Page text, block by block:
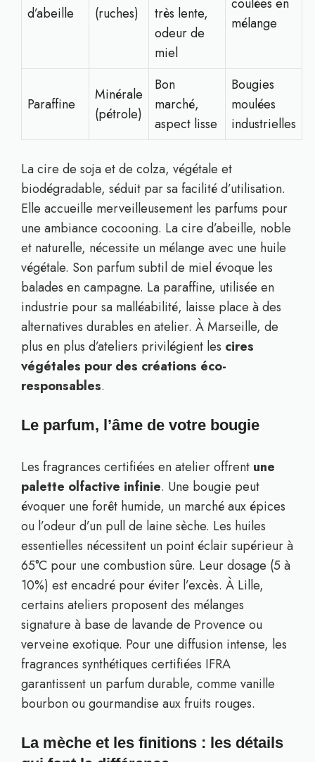
d’abeille
(ruches)
très lente,
odeur de
miel
mélange
Paraffine
Minérale
(pétrole)
Bon
marché,
aspect lisse
Bougies
moulées
industrielles
La cire de soja et de colza, végétale et
biodégradable, séduit par sa facilité d’utilisation.
Elle accueille merveilleusement les parfums pour
une ambiance cocooning. La cire d’abeille, noble
et naturelle, nécessite un mélange avec une huile
végétale. Son parfum subtil de miel évoque les
balades en campagne. La paraffine, utilisée en
industrie pour sa malléabilité, laisse place à des
alternatives durables en atelier. À Marseille, de
plus en plus d’ateliers privilégient les cires
végétales pour des créations éco-
responsables.
Le parfum, l’âme de votre bougie
Les fragrances certifiées en atelier offrent une
palette olfactive infinie. Une bougie peut
évoquer une forêt humide, un marché aux épices
ou l’odeur d’un pull de laine sèche. Les huiles
essentielles nécessitent un point éclair supérieur à
65°C pour une combustion sûre. Leur dosage (5 à
10%) est encadré pour éviter l’excès. À Lille,
certains ateliers proposent des mélanges
signature à base de lavande de Provence ou
verveine exotique. Pour une diffusion intense, les
fragrances synthétiques certifiées IFRA
garantissent un parfum durable, comme vanille
bourbon ou gourmandise aux fruits rouges.
La mèche et les finitions : les détails